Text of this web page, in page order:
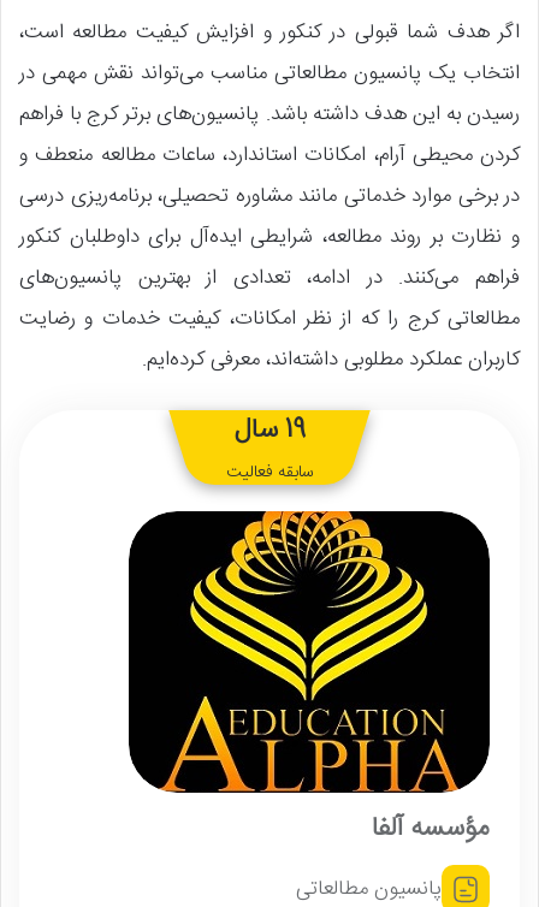
اگر هدف شما قبولی در کنکور و افزایش کیفیت مطالعه است،
انتخاب یک پانسیون مطالعاتی مناسب می‌تواند نقش مهمی در
رسیدن به این هدف داشته باشد. پانسیون‌های برتر کرج با فراهم
کردن محیطی آرام، امکانات استاندارد، ساعات مطالعه منعطف و
در برخی موارد خدماتی مانند مشاوره تحصیلی، برنامه‌ریزی درسی
و نظارت بر روند مطالعه، شرایطی ایده‌آل برای داوطلبان کنکور
فراهم می‌کنند. در ادامه، تعدادی از بهترین پانسیون‌های
مطالعاتی کرج را که از نظر امکانات، کیفیت خدمات و رضایت
کاربران عملکرد مطلوبی داشته‌اند، معرفی کرده‌ایم.
مؤسسه آلفا
پانسیون مطالعاتی
19 سال
سابقه فعالیت